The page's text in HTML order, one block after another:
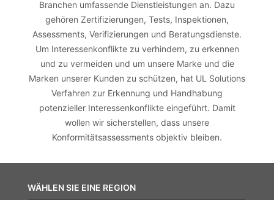
Branchen umfassende Dienstleistungen an. Dazu
gehören Zertifizierungen, Tests, Inspektionen,
Assessments, Verifizierungen und Beratungsdienste.
Um Interessenkonflikte zu verhindern, zu erkennen
und zu vermeiden und um unsere Marke und die
Marken unserer Kunden zu schützen, hat UL Solutions
Verfahren zur Erkennung und Handhabung
potenzieller Interessenkonflikte eingeführt. Damit
wollen wir sicherstellen, dass unsere
Konformitätsassessments objektiv bleiben.
WÄHLEN SIE EINE REGION